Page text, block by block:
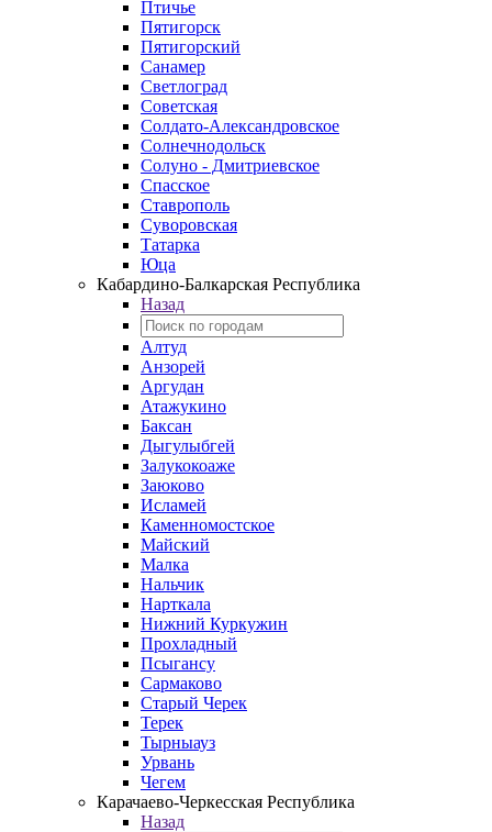
Птичье
Пятигорск
Пятигорский
Санамер
Светлоград
Советская
Солдато-Александровское
Солнечнодольск
Солуно - Дмитриевское
Спасское
Ставрополь
Суворовская
Татарка
Юца
Кабардино‑Балкарская Республика
Назад
Алтуд
Анзорей
Аргудан
Атажукино
Баксан
Дыгулыбгей
Залукокоаже
Заюково
Исламей
Каменномостское
Майский
Малка
Нальчик
Нарткала
Нижний Куркужин
Прохладный
Псыгансу
Сармаково
Старый Черек
Терек
Тырныауз
Урвань
Чегем
Карачаево-Черкесская Республика
Назад